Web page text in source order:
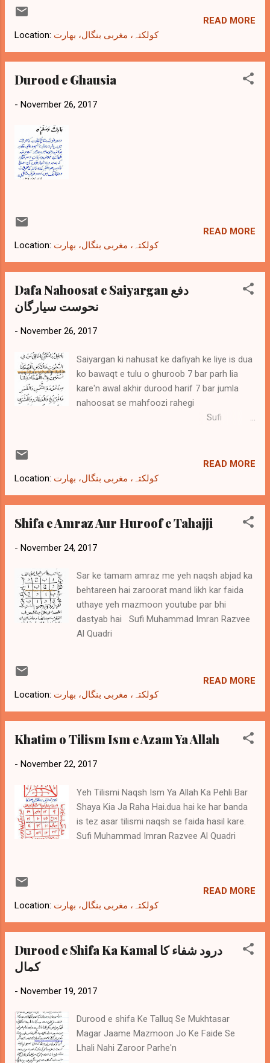
Location: کولکتہ، مغربی بنگال، بھارت
READ MORE
Durood e Ghausia
- November 26, 2017
Location: کولکتہ، مغربی بنگال، بھارت
READ MORE
Dafa Nahoosat e Saiyargan دفع
نحوست سیارگان
- November 26, 2017
Saiyargan ki nahusat ke dafiyah ke liye is dua
ko bawaqt e tulu o ghuroob 7 bar parh lia
kare'n awal akhir durood harif 7 bar jumla
nahoosat se mahfoozi rahegi
Sufi
Location: کولکتہ، مغربی بنگال، بھارت
READ MORE
Shifa e Amraz Aur Huroof e Tahajji
- November 24, 2017
Sar ke tamam amraz me yeh naqsh abjad ka
behtareen hai zaroorat mand likh kar faida
uthaye yeh mazmoon youtube par bhi
dastyab hai Sufi Muhammad Imran Razvee
Al Quadri
Location: کولکتہ، مغربی بنگال، بھارت
READ MORE
Khatim o Tilism Ism e Azam Ya Allah
- November 22, 2017
Yeh Tilismi Naqsh Ism Ya Allah Ka Pehli Bar
Shaya Kia Ja Raha Hai.dua hai ke har banda
is tez asar tilismi naqsh se faida hasil kare.
Sufi Muhammad Imran Razvee Al Quadri
Location: کولکتہ، مغربی بنگال، بھارت
READ MORE
Durood e Shifa Ka Kamal درود شفاء کا
کمال
- November 19, 2017
Durood e shifa Ke Talluq Se Mukhtasar
Magar Jaame Mazmoon Jo Ke Faide Se
Lhali Nahi Zaroor Parhe'n